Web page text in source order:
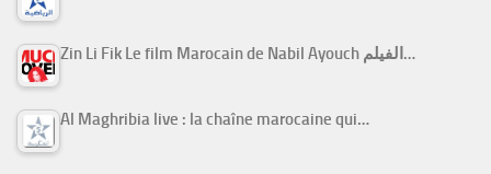
Zin Li Fik Le film Marocain de Nabil Ayouch الفيلم…
Al Maghribia live : la chaîne marocaine qui…